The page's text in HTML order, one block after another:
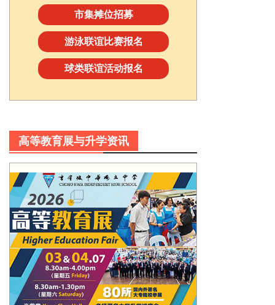
市集摊位招募
游泳联谊比赛报名
球类联谊活动报名
高等教育展与升学资讯